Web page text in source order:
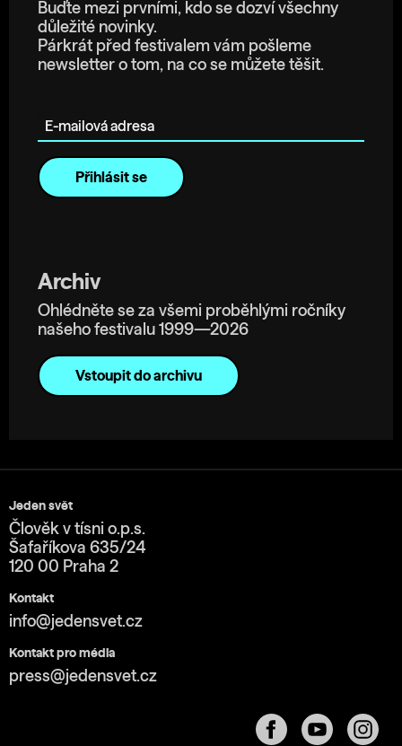
Buďte mezi prvními, kdo se dozví všechny
důležité novinky.
Párkrát před festivalem vám pošleme
newsletter o tom, na co se můžete těšit.
Archiv
Ohlédněte se za všemi proběhlými ročníky
našeho festivalu 1999—2026
Vstoupit do archivu
Jeden svět
Člověk v tísni o.p.s.
Šafaříkova 635/24
120 00 Praha 2
Kontakt
info@jedensvet.cz
Kontakt pro média
press@jedensvet.cz